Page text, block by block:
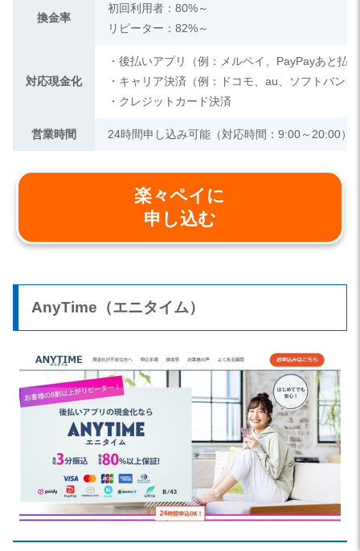
換金率
初回利用者：80%～
リピーター：82%～
対応現金化
・後払いアプリ（例：メルペイ、PayPayあと払
・キャリア決済（例：ドコモ、au、ソフトバンク
・クレジットカード決済
営業時間 24時間申し込み可能（対応時間：9:00～20:00）
楽々ペイに
申し込む
AnyTime（エニタイム）